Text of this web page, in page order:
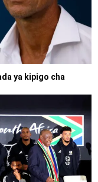
ya kipigo cha